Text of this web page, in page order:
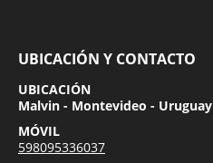
UBICACIÓN Y CONTACTO
UBICACIÓN
Malvin - Montevideo - Uruguay
MÓVIL
598095336037